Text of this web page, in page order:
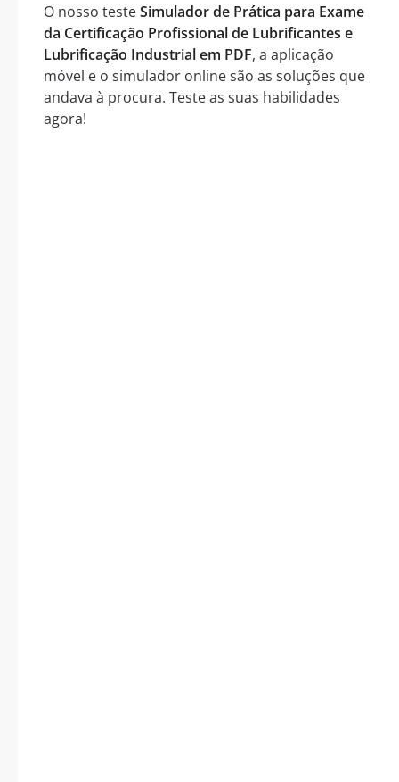
O nosso testeSimulador de Prática para Exame
da Certificação Profissional de Lubrificantes e
Lubrificação Industrial em PDF, a aplicação
móvel e o simulador online são as soluções que
andava à procura. Teste as suas habilidades
agora!